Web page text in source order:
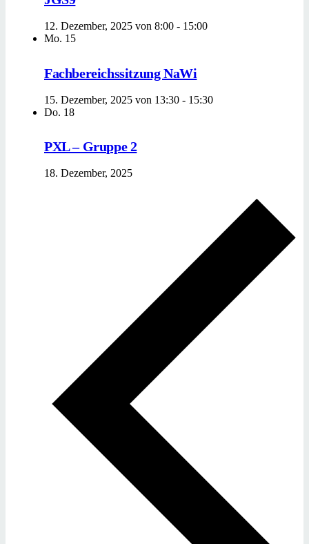
12. Dezember, 2025 von 8:00 - 15:00
Mo. 15
Fachbereichssitzung NaWi
15. Dezember, 2025 von 13:30 - 15:30
Do. 18
PXL – Gruppe 2
18. Dezember, 2025